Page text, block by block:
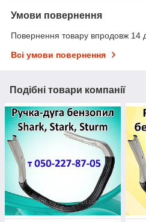
Умови повернення
Повернення товару впродовж 14
Всі умови повернення
Подібні товари компанії